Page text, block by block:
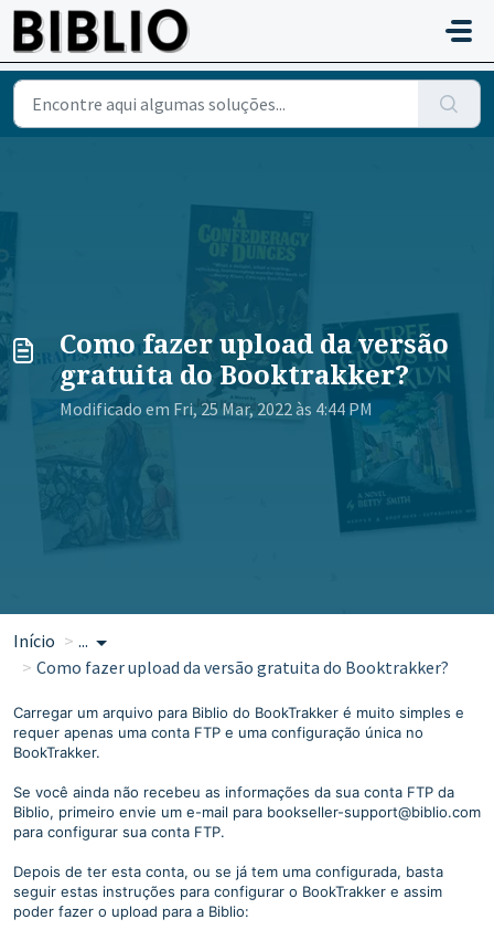
Avançar para o conteúdo principal
Como fazer upload da versão
gratuita do Booktrakker?
Modificado em Fri, 25 Mar, 2022 às 4:44 PM
Início
...
Como fazer upload da versão gratuita do Booktrakker?
Carregar um arquivo para Biblio do BookTrakker é muito simples e
requer apenas uma conta FTP e uma configuração única no
BookTrakker.
Se você ainda não recebeu as informações da sua conta FTP da
Biblio, primeiro envie um e-mail para bookseller-support@biblio.com
para configurar sua conta FTP.
Depois de ter esta conta, ou se já tem uma configurada, basta
seguir estas instruções para configurar o BookTrakker e assim
poder fazer o upload para a Biblio: